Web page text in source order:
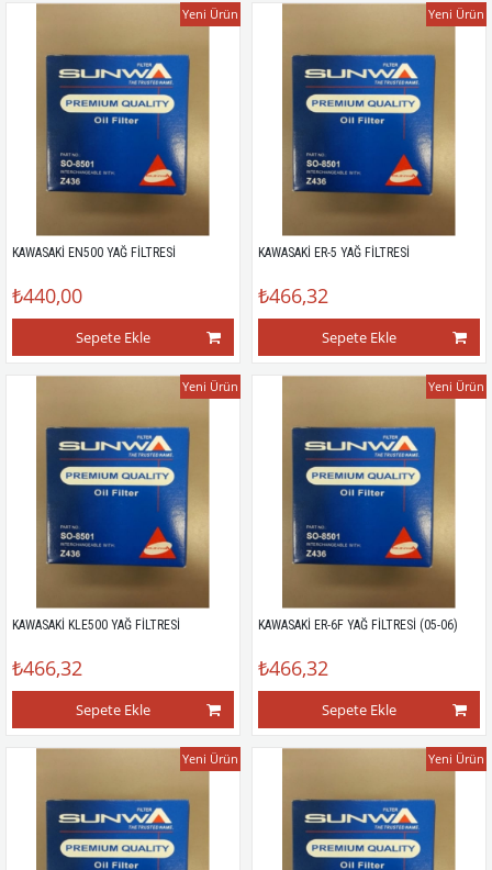
KAWASAKİ EN500 YAĞ FİLTRESİ
₺440,00
Sepete Ekle
Yeni Ürün
KAWASAKİ ER-5 YAĞ FİLTRESİ
₺466,32
Sepete Ekle
Yeni Ürün
KAWASAKİ KLE500 YAĞ FİLTRESİ
₺466,32
Sepete Ekle
Yeni Ürün
KAWASAKİ ER-6F YAĞ FİLTRESİ (05-06)
₺466,32
Sepete Ekle
Yeni Ürün
Yeni Ürün Yeni Ürün